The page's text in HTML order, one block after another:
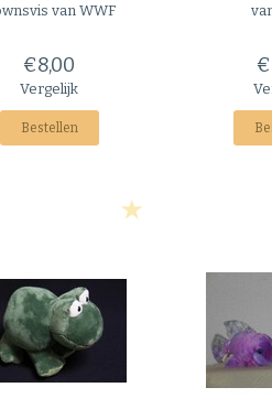
van WWF
€8,00
Vergelijk
Bestellen